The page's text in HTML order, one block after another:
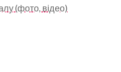
(фото, відео)